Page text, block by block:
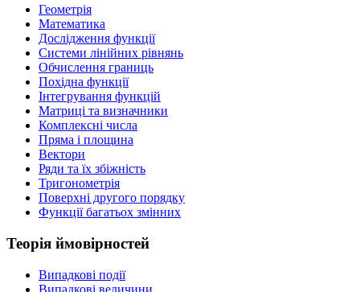
Геометрія
Математика
Дослідження функції
Системи лінійних рівнянь
Обчислення границь
Похідна функції
Інтегрування функцій
Матриці та визначники
Комплексні числа
Пряма і площина
Вектори
Ряди та їх збіжність
Тригонометрія
Поверхні другого порядку
Функції багатьох змінних
Теорія ймовірностей
Випадкові події
Випадкові величини